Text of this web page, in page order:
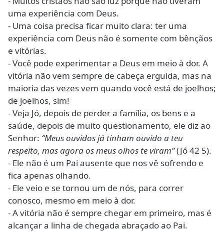
uma experiência com Deus.
- Uma coisa precisa ficar muito clara: ter uma
experiência com Deus não é somente com bênçãos
e vitórias.
- Você pode experimentar a Deus em meio à dor. A
vitória não vem sempre de cabeça erguida, mas na
maioria das vezes vem quando você está de joelhos;
de joelhos, sim!
- Veja Jó, depois de perder a família, os bens e a
saúde, depois de muito questionamento, ele diz ao
Senhor: “Meus ouvidos já tinham ouvido a teu
respeito, mas agora os meus olhos te viram”(Jó 42 5).
- Ele não é um Pai ausente que nos vê sofrendo e
fica apenas olhando.
- Ele veio e se tornou um de nós, para correr
conosco, mesmo em meio à dor.
- A vitória não é sempre chegar em primeiro, mas é
alcançar a linha de chegada abraçado ao Pai.